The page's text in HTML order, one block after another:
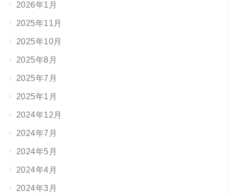
2026年1月
2025年11月
2025年10月
2025年8月
2025年7月
2025年1月
2024年12月
2024年7月
2024年5月
2024年4月
2024年3月